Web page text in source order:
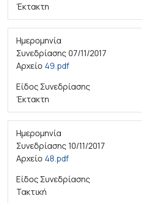
Έκτακτη
Ημερομηνία
Συνεδρίασης 07/11/2017
Αρχείο 49.pdf
Είδος Συνεδρίασης
Έκτακτη
Ημερομηνία
Συνεδρίασης 10/11/2017
Αρχείο 48.pdf
Είδος Συνεδρίασης
Τακτική